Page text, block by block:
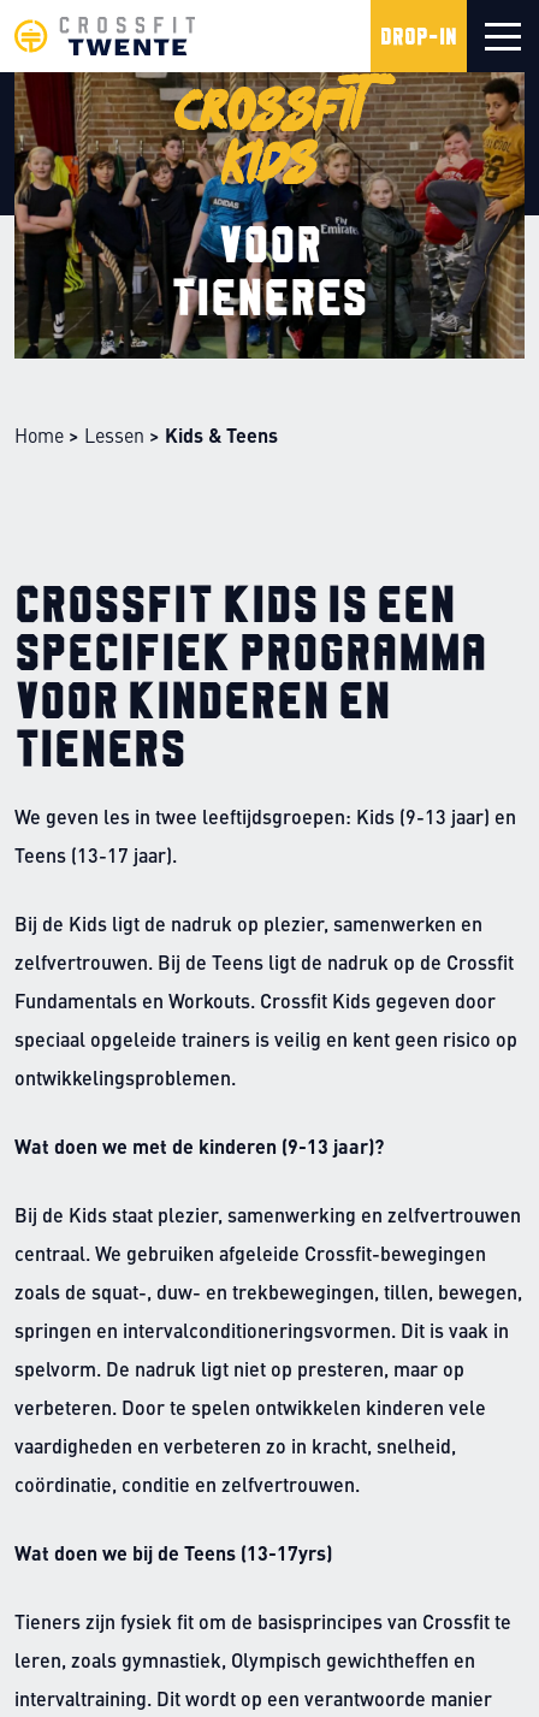
Drop-in
CrossFit
Kids
Voor
tieneres
Home > Lessen > Kids & Teens
Crossfit Kids is een
specifiek programma
voor kinderen en
tieners
We geven les in twee leeftijdsgroepen: Kids (9-13 jaar) en
Teens (13-17 jaar).
Bij de Kids ligt de nadruk op plezier, samenwerken en
zelfvertrouwen. Bij de Teens ligt de nadruk op de Crossfit
Fundamentals en Workouts. Crossfit Kids gegeven door
speciaal opgeleide trainers is veilig en kent geen risico op
ontwikkelingsproblemen.
Wat doen we met de kinderen (9-13 jaar)?
Bij de Kids staat plezier, samenwerking en zelfvertrouwen
centraal. We gebruiken afgeleide Crossfit-bewegingen
zoals de squat-, duw- en trekbewegingen, tillen, bewegen,
springen en intervalconditioneringsvormen. Dit is vaak in
spelvorm. De nadruk ligt niet op presteren, maar op
verbeteren. Door te spelen ontwikkelen kinderen vele
vaardigheden en verbeteren zo in kracht, snelheid,
coördinatie, conditie en zelfvertrouwen.
Wat doen we bij de Teens (13-17yrs)
Tieners zijn fysiek fit om de basisprincipes van Crossfit te
leren, zoals gymnastiek, Olympisch gewichtheffen en
intervaltraining. Dit wordt op een verantwoorde manier